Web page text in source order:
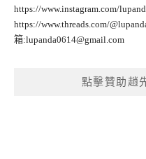
https://www.instagram.com/
https://www.threads.com/
箱:lupanda0614@gmail.com
點擊贊助趙